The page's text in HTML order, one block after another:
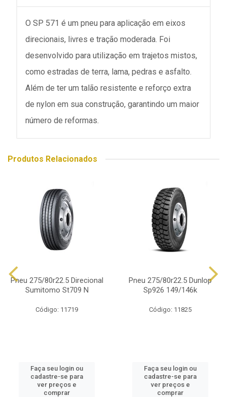
O SP 571 é um pneu para aplicação em eixos
direcionais, livres e tração moderada. Foi
desenvolvido para utilização em trajetos mistos,
como estradas de terra, lama, pedras e asfalto.
Além de ter um talão resistente e reforço extra
de nylon em sua construção, garantindo um maior
número de reformas.
Produtos Relacionados
Pneu 275/80r22.5 Direcional
Sumitomo St709 N
Código: 11719
Faça seu login ou
cadastre-se para
ver preços e
comprar
Pneu 275/80r22.5 Dunlop
Sp926 149/146k
Código: 11825
Faça seu login ou
cadastre-se para
ver preços e
comprar